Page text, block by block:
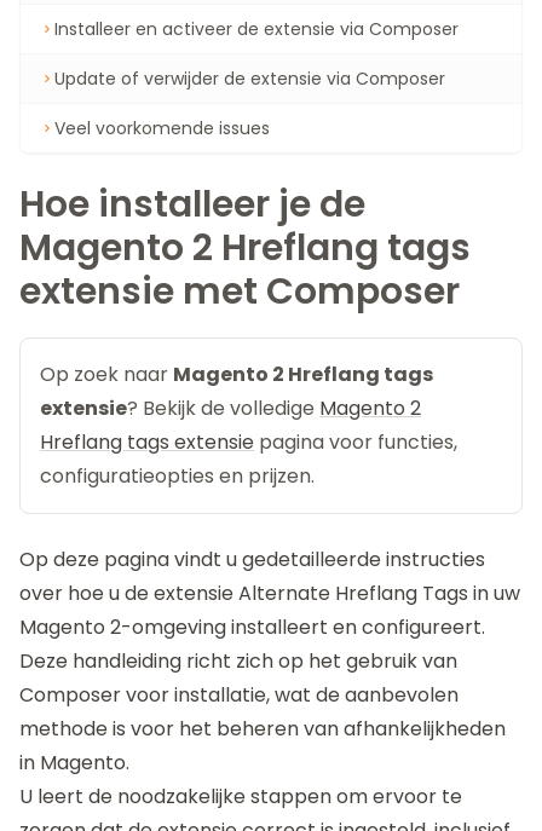
Installeer en activeer de extensie via Composer
Update of verwijder de extensie via Composer
Veel voorkomende issues
Hoe installeer je de
Magento 2 Hreflang tags
extensie met Composer
Op zoek naar Magento 2 Hreflang tags
extensie? Bekijk de volledige Magento 2
Hreflang tags extensie pagina voor functies,
configuratieopties en prijzen.
Op deze pagina vindt u gedetailleerde instructies
over hoe u de extensieAlternate Hreflang Tags in uw
Magento 2-omgeving installeert en configureert.
Deze handleiding richt zich op het gebruik van
Composer voor installatie, wat de aanbevolen
methode is voor het beheren van afhankelijkheden
in Magento.
U leert de noodzakelijke stappen om ervoor te